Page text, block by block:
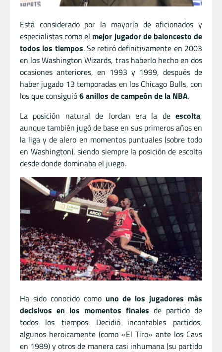
Está considerado por la mayoría de aficionados y
especialistas como el mejor jugador de baloncesto de
todos los tiempos. Se retiró definitivamente en 2003
en los Washington Wizards, tras haberlo hecho en dos
ocasiones anteriores, en 1993 y 1999, después de
haber jugado 13 temporadas en los Chicago Bulls, con
los que consiguió6 anillos de campeón de la NBA.
La posición natural de Jordan era la de escolta,
aunque también jugó de base en sus primeros años en
la liga y de alero en momentos puntuales (sobre todo
en Washington), siendo siempre la posición de escolta
desde donde dominaba el juego.
Ha sido conocido como uno de los jugadores más
decisivos en los momentos finales de partido de
todos los tiempos. Decidió incontables partidos,
algunos heroicamente (como «El Tiro» ante los Cavs
en 1989) y otros de manera casi inhumana (su partido